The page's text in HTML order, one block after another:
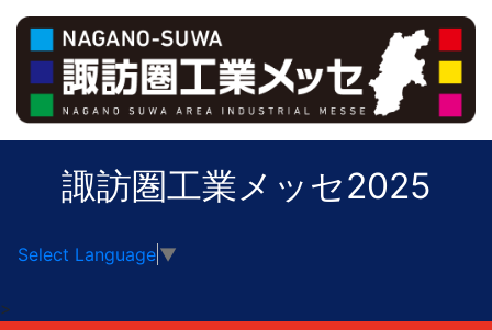
諏訪圏工業メッセ2025
Select Language ▼
>